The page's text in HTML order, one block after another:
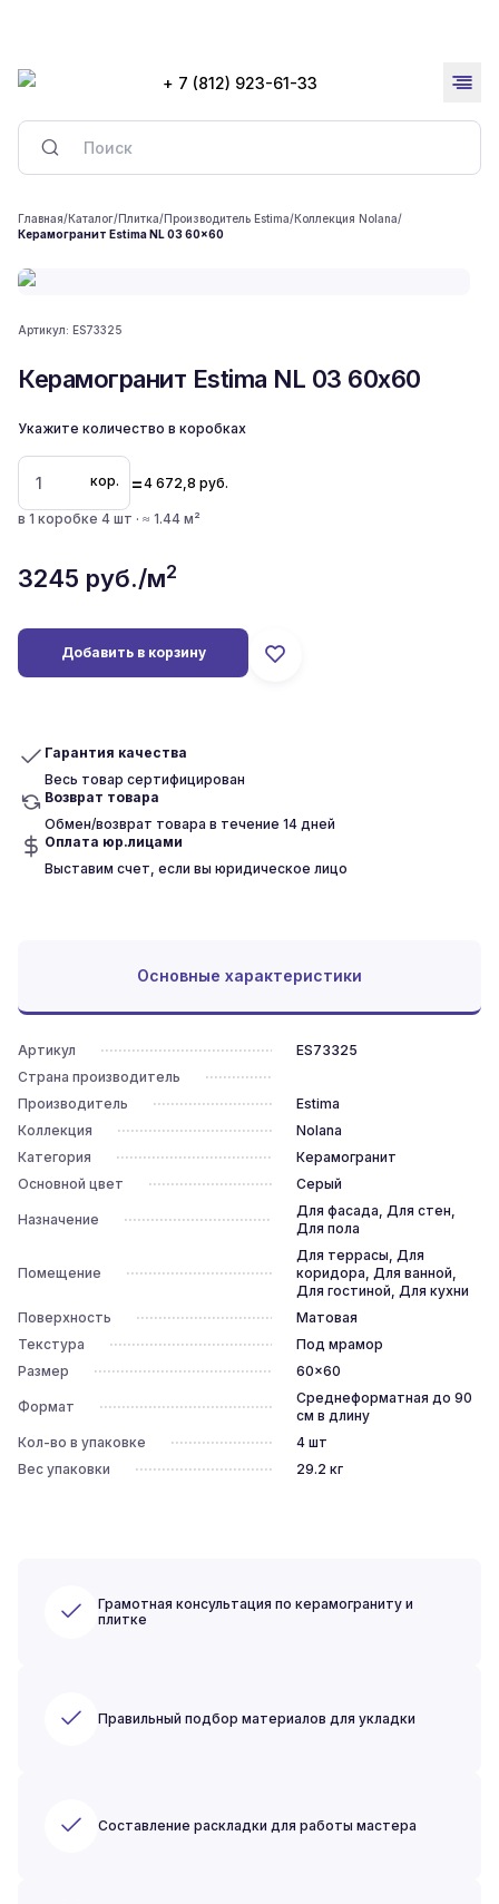
+ 7 (812) 923-61-33
Главная/Каталог/Плитка/Производитель Estima/Коллекция Nolana/
Керамогранит Estima NL 03 60x60
Артикул: ES73325
Керамогранит Estima NL 03 60x60
Укажите количество в коробках
кор. =4 672,8 руб.
в 1 коробке 4 шт · ≈ 1.44 м²
3245 руб./м2
Добавить в корзину
Гарантия качества
Весь товар сертифицирован
Возврат товара
Обмен/возврат товара в течение 14 дней
Оплата юр.лицами
Выставим счет, если вы юридическое лицо
Основные характеристики
Артикул
ES73325
Страна производитель
Производитель
Estima
Коллекция
Nolana
Категория
Керамогранит
Основной цвет
Серый
Назначение
Для фасада, Для стен,
Для пола
Помещение
Для террасы, Для
коридора, Для ванной,
Для гостиной, Для кухни
Поверхность
Матовая
Текстура
Под мрамор
Размер
60x60
Формат
Среднеформатная до 90
см в длину
Кол-во в упаковке
4шт
Вес упаковки
29.2 кг
Грамотная консультация по керамограниту и
плитке
Правильный подбор материалов для укладки
Составление раскладки для работы мастера